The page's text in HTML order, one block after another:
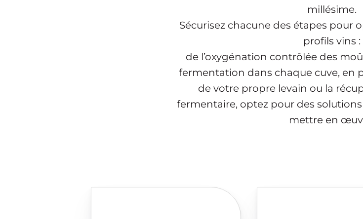
millésime.
Sécurisez chacune des étapes pour
profils vins :
de l’oxygénation contrôlée des
fermentation dans chaque cuve, en
de votre propre levain ou la
fermentaire, optez pour des
mettre en